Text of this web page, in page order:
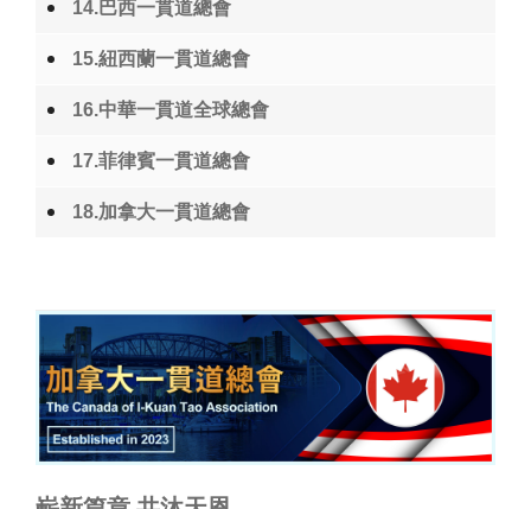
14.巴西一貫道總會
15.紐西蘭一貫道總會
16.中華一貫道全球總會
17.菲律賓一貫道總會
18.加拿大一貫道總會